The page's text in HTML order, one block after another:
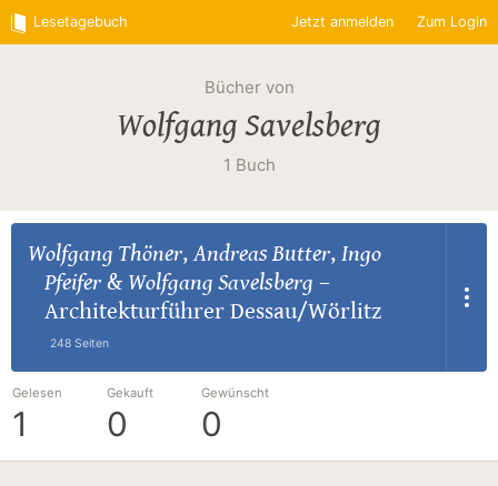
Lesetagebuch Jetzt anmelden Zum Login
Bücher von
Wolfgang Savelsberg
1 Buch
Wolfgang Thöner,Andreas Butter, Ingo
Pfeifer& Wolfgang Savelsberg –
Architekturführer Dessau/Wörlitz
248 Seiten
Gelesen
1
Gekauft
0
Gewünscht
0